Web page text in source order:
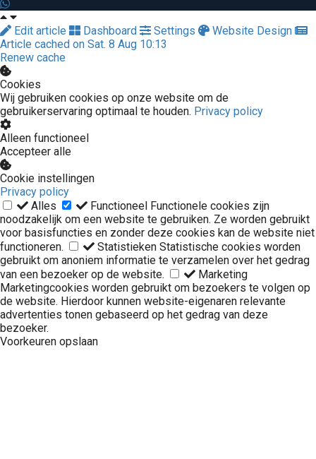
Edit article Dashboard Settings
Website Design
Article cached on Sat. 8 Aug 10:13
Renew cache
Cookies
Wij gebruiken cookies op onze website om de
gebruikerservaring optimaal te houden. Privacy policy
Alleen functioneel
Accepteer alle
Cookie instellingen
Privacy policy
Alles
Functioneel Functionele cookies zijn
noodzakelijk om een website te gebruiken. Ze worden gebruikt
voor basisfuncties en zonder deze cookies kan de website niet
functioneren.
Statistieken Statistische cookies worden
gebruikt om anoniem informatie te verzamelen over het gedrag
van een bezoeker op de website.
Marketing
Marketingcookies worden gebruikt om bezoekers te volgen op
de website. Hierdoor kunnen website-eigenaren relevante
advertenties tonen gebaseerd op het gedrag van deze
bezoeker.
Voorkeuren opslaan